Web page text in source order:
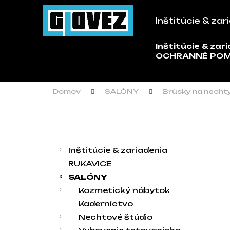
Prejsť na obsah
Inštitúcie &
Inštitúcie &
OCHRANNÉ
Domov SALÓNY Brúsky na
Inštitúcie & zariadenia
RUKAVICE
SALÓNY
Kozmetický nábytok
Kaderníctvo
Nechtové štúdio
Späť
Späť